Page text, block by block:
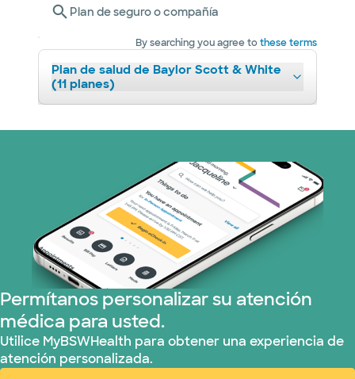
Plan de seguro o compañía
By searching you agree tothese terms
Plan de salud de Baylor Scott & White
(11 planes)
Permítanos personalizar su atención
médica para usted.
Utilice MyBSWHealth para obtener una experiencia de
atención personalizada.